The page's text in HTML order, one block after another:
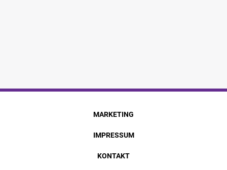
MARKETING
IMPRESSUM
KONTAKT